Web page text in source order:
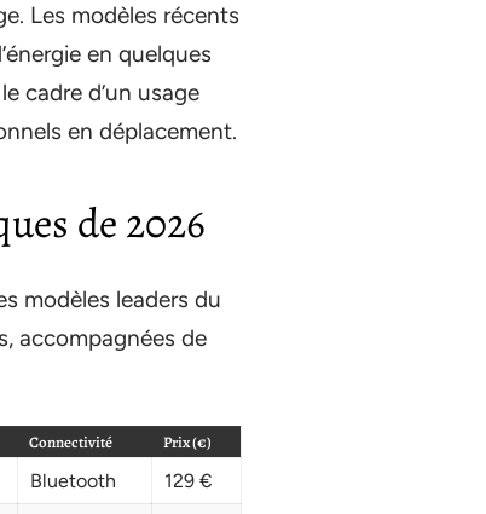
Les modèles récents
en quelques
cadre d’un usage
en déplacement.
de 2026
modèles leaders du
accompagnées de
Connectivité Prix (€)
Bluetooth
129 €